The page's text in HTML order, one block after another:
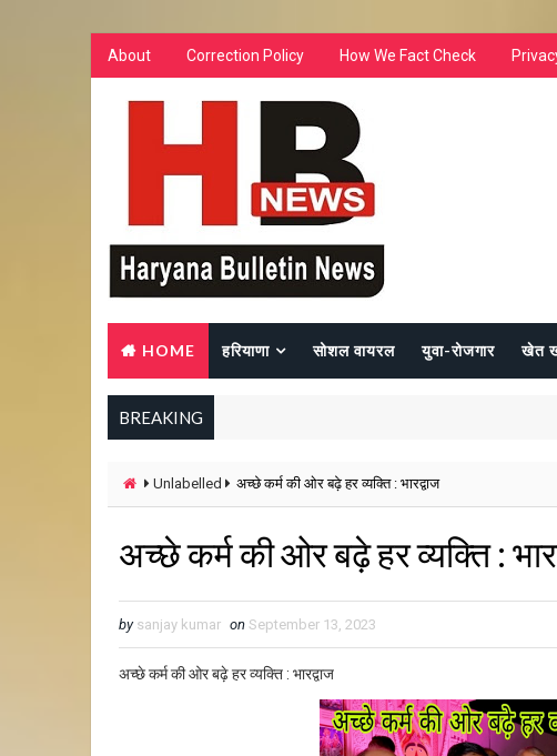
About Correction Policy How We Fact Check
HOME हरियाणा सोशल वायरल युवा-रोजगार खेत
BREAKING
Unlabelled अच्छे कर्म की ओर बढ़े हर व्यक्ति : भारद्वाज
अच्छे कर्म की ओर बढ़े हर व्यक्ति :
by sanjay kumar on September 13, 2023
अच्छे कर्म की ओर बढ़े हर व्यक्ति : भारद्वाज